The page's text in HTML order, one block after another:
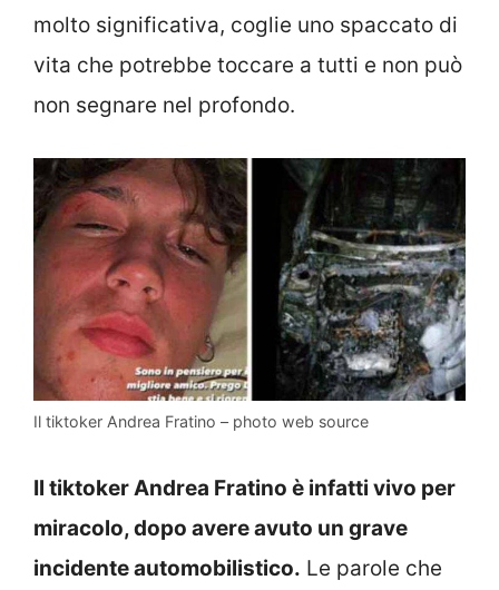
molto significativa, coglie uno spaccato di
vita che potrebbe toccare a tutti e non può
non segnare nel profondo.
Il tiktoker Andrea Fratino – photo web source
Il tiktoker Andrea Fratino è infatti vivo per
miracolo, dopo avere avuto un grave
incidente automobilistico. Le parole che